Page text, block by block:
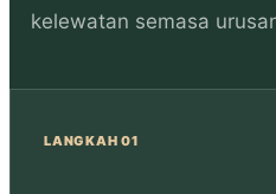
kelewatan semasa
LANGKAH 01